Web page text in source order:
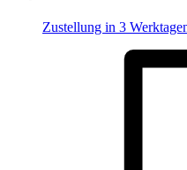
Zustellung in 3